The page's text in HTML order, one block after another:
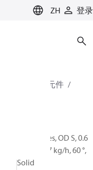
ZH
登录
燃燒器元件
Oil Nozzles, OD S, 0.6
gal/h, 2.37 kg/h, 60 °,
Solid